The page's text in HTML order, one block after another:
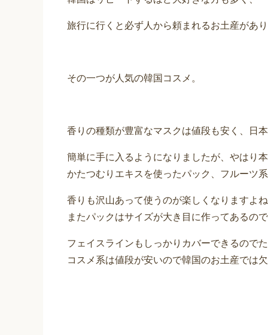
旅行に行くと必ず人から頼まれるお土産があ
その一つが人気の韓国コスメ。
香りの種類が豊富なマスクは値段も安く、日
簡単に手に入るようになりましたが、やはり
かたつむりエキスを使ったパック、フルーツ
香りも沢山あって使うのが楽しくなりますよ
またパックはサイズが大き目に作ってあるの
フェイスラインもしっかりカバーできるので
コスメ系は値段が安いので韓国のお土産では